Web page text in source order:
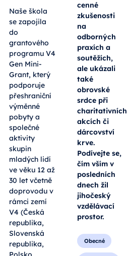
Naše škola
se zapojila
do
grantového
programu V4
Gen Mini-
Grant, který
podporuje
přeshraniční
výměnné
pobyty a
společné
aktivity
skupin
mladých lidí
ve věku 12 až
30 let včetně
doprovodu v
rámci zemí
V4 (Česká
republika,
Slovenská
republika,
cenné
zkušenosti
na
odborných
praxích a
soutěžích,
ale ukázali
také
obrovské
srdce při
charitativních
akcích či
dárcovství
krve.
Podívejte se,
čím vším v
posledních
dnech žil
jihočeský
vzdělávací
prostor.
Obecné